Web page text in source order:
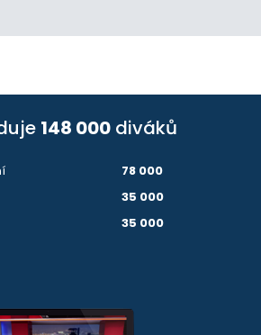
148 000 diváků
78 000
35 000
35 000